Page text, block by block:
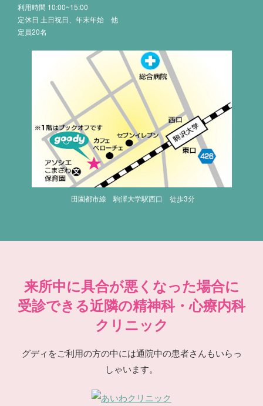
利用時間 10:00~15:00
定休日 土日祝日、年末年始 他
定員20名
田園都市線 駒澤大学駅西口 徒歩3分
来所中に具合が悪くなった場合に
受診できる近隣の精神科・心療内科
クリニック
グディをご利用の方の中には通院中の患者さんもいらっ
しゃいます。